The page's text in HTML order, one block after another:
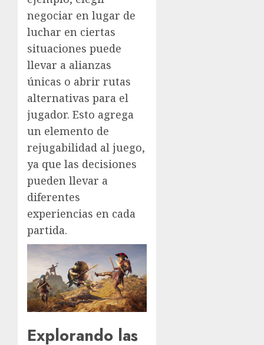
negociar en lugar de
luchar en ciertas
situaciones puede
llevar a alianzas
únicas o abrir rutas
alternativas para el
jugador. Esto agrega
un elemento de
rejugabilidad al juego,
ya que las decisiones
pueden llevar a
diferentes
experiencias en cada
partida.
Explorando las